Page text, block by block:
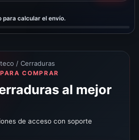
calcular el envío.
/ Cerraduras
COMPRAR
al mejor
de acceso con soporte